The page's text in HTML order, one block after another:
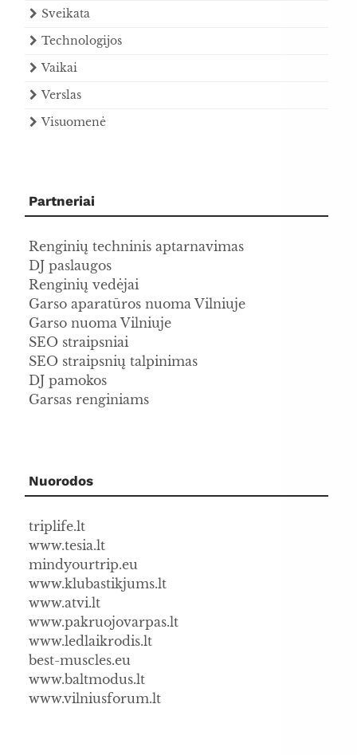
Sveikata
Technologijos
Vaikai
Verslas
Visuomenė
Partneriai
Renginių techninis aptarnavimas
DJ paslaugos
Renginių vedėjai
Garso aparatūros nuoma Vilniuje
Garso nuoma Vilniuje
SEO straipsniai
SEO straipsnių talpinimas
DJ pamokos
Garsas renginiams
Nuorodos
triplife.lt
www.tesia.lt
mindyourtrip.eu
www.klubastikjums.lt
www.atvi.lt
www.pakruojovarpas.lt
www.ledlaikrodis.lt
best-muscles.eu
www.baltmodus.lt
www.vilniusforum.lt